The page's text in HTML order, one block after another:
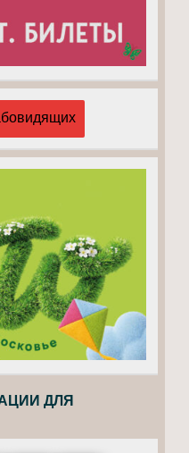
ДЛЯ